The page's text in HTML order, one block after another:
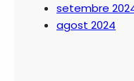
setembre
agost 2024